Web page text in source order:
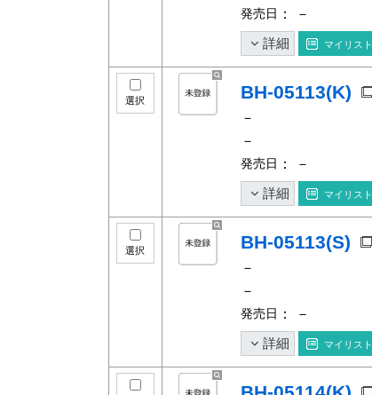
発売日 ： －
詳細 マイリスト
選択 BH-05113(K)
－
－
発売日 ： －
詳細 マイリスト
選択 BH-05113(S)
－
－
発売日 ： －
詳細 マイリスト